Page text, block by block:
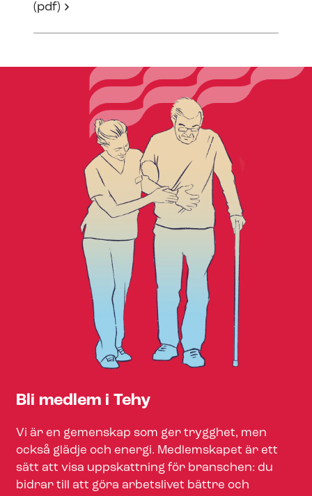
(pdf)
Bli medlem i Tehy
Vi är en gemenskap som ger trygghet, men
också glädje och energi. Medlemskapet är ett
sätt att visa uppskattning för branschen: du
bidrar till att göra arbetslivet bättre och